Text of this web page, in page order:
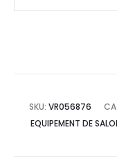
SKU: VR056876
EQUIPEMENT DE